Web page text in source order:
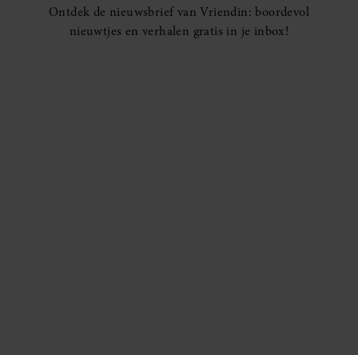
Ontdek de nieuwsbrief van Vriendin: boordevol
nieuwtjes en verhalen gratis in je inbox!